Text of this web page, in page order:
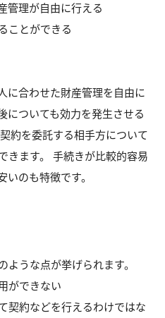
管理が自由に行える
ことができる
に合わせた財産管理を自由に
についても効力を発生させる
約を委託する相手方について
きます。 手続きが比較的容易
のも特徴です。
うな点が挙げられます。
ができない
契約などを行えるわけではな